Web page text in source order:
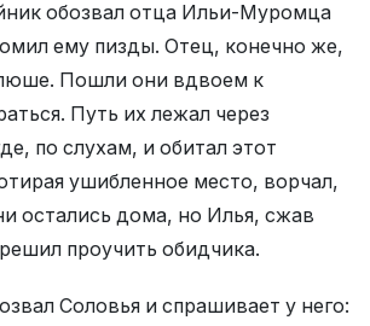
обозвал отца Ильи-Муромца
ему пизды. Отец, конечно же,
Пошли они вдвоем к
Путь их лежал через
по слухам, и обитал этот
ушибленное место, ворчал,
остались дома, но Илья, сжав
проучить обидчика.
Соловья и спрашивает у него: